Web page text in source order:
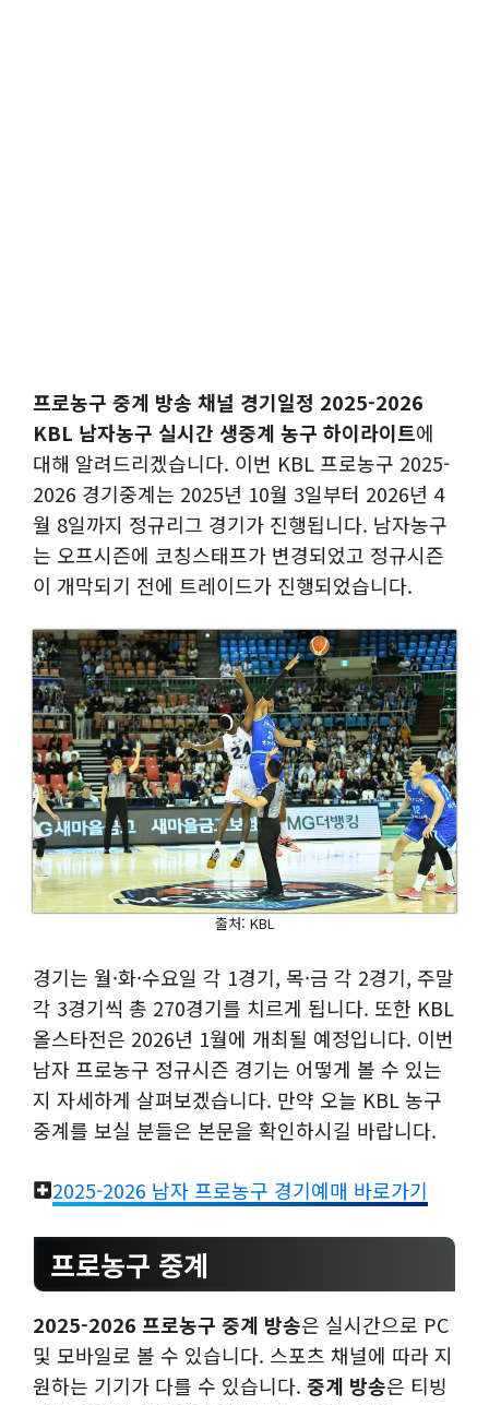
프로농구 중계 방송 채널 경기일정 2025-2026
KBL 남자농구 실시간 생중계 농구 하이라이트에
대해 알려드리겠습니다. 이번 KBL 프로농구 2025-
2026 경기중계는 2025년 10월 3일부터 2026년 4
월 8일까지 정규리그 경기가 진행됩니다. 남자농구
는 오프시즌에 코칭스태프가 변경되었고 정규시즌
이 개막되기 전에 트레이드가 진행되었습니다.
출처: KBL
경기는 월·화·수요일 각 1경기, 목·금 각 2경기, 주말
각 3경기씩 총 270경기를 치르게 됩니다. 또한 KBL
올스타전은 2026년 1월에 개최될 예정입니다. 이번
남자 프로농구 정규시즌 경기는 어떻게 볼 수 있는
지 자세하게 살펴보겠습니다. 만약 오늘 KBL 농구
중계를 보실 분들은 본문을 확인하시길 바랍니다.
2025-2026 남자 프로농구 경기예매 바로가기
프로농구 중계
2025-2026 프로농구 중계 방송은 실시간으로 PC
및 모바일로 볼 수 있습니다. 스포츠 채널에 따라 지
원하는 기기가 다를 수 있습니다. 중계 방송은 티빙